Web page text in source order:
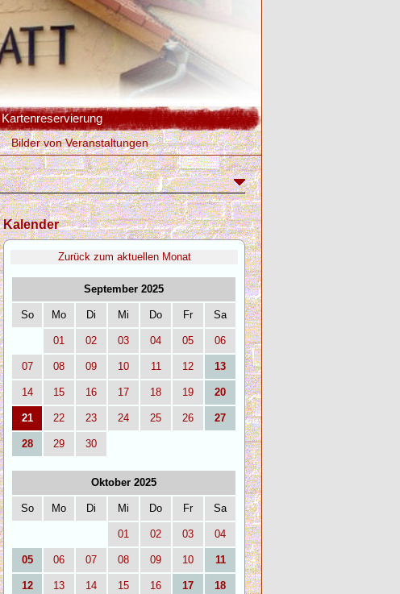
Kartenreservierung
Bilder von Veranstaltungen
Kalender
Zurück zum aktuellen Monat
September 2025
So Mo Di Mi Do Fr Sa
01 02 03 04 05 06
07 08 09 10 11 12 13
14 15 16 17 18 19 20
21 22 23 24 25 26 27
28 29 30
Oktober 2025
So Mo Di Mi Do Fr Sa
01 02 03 04
05 06 07 08 09 10 11
12 13 14 15 16 17 18